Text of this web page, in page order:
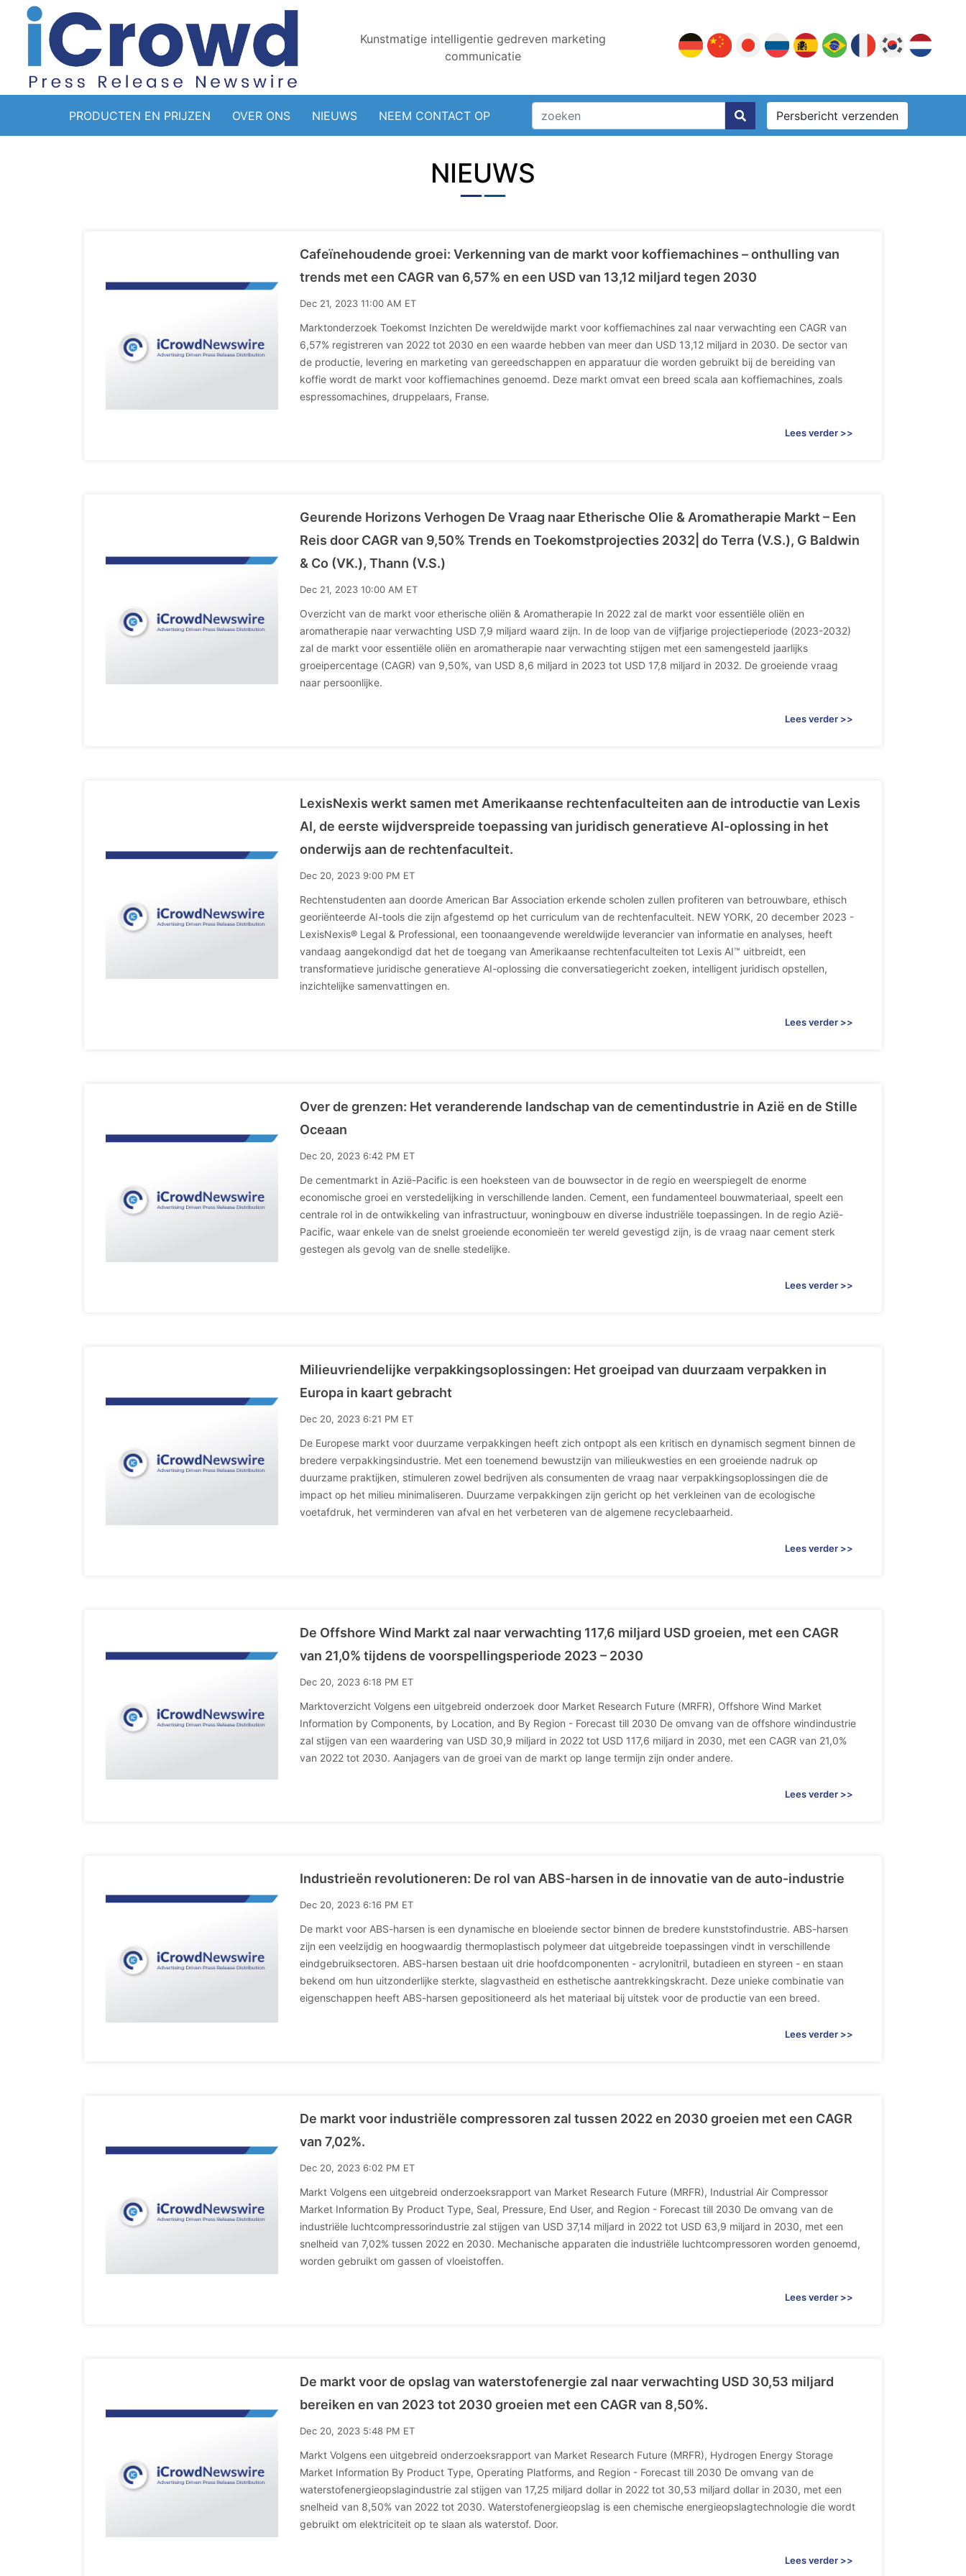
Kunstmatige intelligentie gedreven marketing
communicatie
PRODUCTEN EN PRIJZEN OVER ONS NIEUWS NEEM CONTACT OP Persbericht verzenden
NIEUWS
Cafeïnehoudende groei: Verkenning van de markt voor koffiemachines – onthulling van
trends met een CAGR van 6,57% en een USD van 13,12 miljard tegen 2030
Dec 21, 2023 11:00 AM ET
Marktonderzoek Toekomst Inzichten De wereldwijde markt voor koffiemachines zal naar verwachting een CAGR van
6,57% registreren van 2022 tot 2030 en een waarde hebben van meer dan USD 13,12 miljard in 2030. De sector van
de productie, levering en marketing van gereedschappen en apparatuur die worden gebruikt bij de bereiding van
koffie wordt de markt voor koffiemachines genoemd. Deze markt omvat een breed scala aan koffiemachines, zoals
espressomachines, druppelaars, Franse.
Lees verder >>
Geurende Horizons Verhogen De Vraag naar Etherische Olie & Aromatherapie Markt – Een
Reis door CAGR van 9,50% Trends en Toekomstprojecties 2032| do Terra (V.S.), G Baldwin
& Co (VK.), Thann (V.S.)
Dec 21, 2023 10:00 AM ET
Overzicht van de markt voor etherische oliën & Aromatherapie In 2022 zal de markt voor essentiële oliën en
aromatherapie naar verwachting USD 7,9 miljard waard zijn. In de loop van de vijfjarige projectieperiode (2023-2032)
zal de markt voor essentiële oliën en aromatherapie naar verwachting stijgen met een samengesteld jaarlijks
groeipercentage (CAGR) van 9,50%, van USD 8,6 miljard in 2023 tot USD 17,8 miljard in 2032. De groeiende vraag
naar persoonlijke.
Lees verder >>
LexisNexis werkt samen met Amerikaanse rechtenfaculteiten aan de introductie van Lexis
AI, de eerste wijdverspreide toepassing van juridisch generatieve AI-oplossing in het
onderwijs aan de rechtenfaculteit.
Dec 20, 2023 9:00 PM ET
Rechtenstudenten aan doorde American Bar Association erkende scholen zullen profiteren van betrouwbare, ethisch
georiënteerde AI-tools die zijn afgestemd op het curriculum van de rechtenfaculteit. NEW YORK, 20 december 2023 -
LexisNexis® Legal & Professional, een toonaangevende wereldwijde leverancier van informatie en analyses, heeft
vandaag aangekondigd dat het de toegang van Amerikaanse rechtenfaculteiten tot Lexis AI™ uitbreidt, een
transformatieve juridische generatieve AI-oplossing die conversatiegericht zoeken, intelligent juridisch opstellen,
inzichtelijke samenvattingen en.
Lees verder >>
Over de grenzen: Het veranderende landschap van de cementindustrie in Azië en de Stille
Oceaan
Dec 20, 2023 6:42 PM ET
De cementmarkt in Azië-Pacific is een hoeksteen van de bouwsector in de regio en weerspiegelt de enorme
economische groei en verstedelijking in verschillende landen. Cement, een fundamenteel bouwmateriaal, speelt een
centrale rol in de ontwikkeling van infrastructuur, woningbouw en diverse industriële toepassingen. In de regio Azië-
Pacific, waar enkele van de snelst groeiende economieën ter wereld gevestigd zijn, is de vraag naar cement sterk
gestegen als gevolg van de snelle stedelijke.
Lees verder >>
Milieuvriendelijke verpakkingsoplossingen: Het groeipad van duurzaam verpakken in
Europa in kaart gebracht
Dec 20, 2023 6:21 PM ET
De Europese markt voor duurzame verpakkingen heeft zich ontpopt als een kritisch en dynamisch segment binnen de
bredere verpakkingsindustrie. Met een toenemend bewustzijn van milieukwesties en een groeiende nadruk op
duurzame praktijken, stimuleren zowel bedrijven als consumenten de vraag naar verpakkingsoplossingen die de
impact op het milieu minimaliseren. Duurzame verpakkingen zijn gericht op het verkleinen van de ecologische
voetafdruk, het verminderen van afval en het verbeteren van de algemene recyclebaarheid.
Lees verder >>
De Offshore Wind Markt zal naar verwachting 117,6 miljard USD groeien, met een CAGR
van 21,0% tijdens de voorspellingsperiode 2023 – 2030
Dec 20, 2023 6:18 PM ET
Marktoverzicht Volgens een uitgebreid onderzoek door Market Research Future (MRFR), Offshore Wind Market
Information by Components, by Location, and By Region - Forecast till 2030 De omvang van de offshore windindustrie
zal stijgen van een waardering van USD 30,9 miljard in 2022 tot USD 117,6 miljard in 2030, met een CAGR van 21,0%
van 2022 tot 2030. Aanjagers van de groei van de markt op lange termijn zijn onder andere.
Lees verder >>
Industrieën revolutioneren: De rol van ABS-harsen in de innovatie van de auto-industrie
Dec 20, 2023 6:16 PM ET
De markt voor ABS-harsen is een dynamische en bloeiende sector binnen de bredere kunststofindustrie. ABS-harsen
zijn een veelzijdig en hoogwaardig thermoplastisch polymeer dat uitgebreide toepassingen vindt in verschillende
eindgebruiksectoren. ABS-harsen bestaan uit drie hoofdcomponenten - acrylonitril, butadieen en styreen - en staan
bekend om hun uitzonderlijke sterkte, slagvastheid en esthetische aantrekkingskracht. Deze unieke combinatie van
eigenschappen heeft ABS-harsen gepositioneerd als het materiaal bij uitstek voor de productie van een breed.
Lees verder >>
De markt voor industriële compressoren zal tussen 2022 en 2030 groeien met een CAGR
van 7,02%.
Dec 20, 2023 6:02 PM ET
Markt Volgens een uitgebreid onderzoeksrapport van Market Research Future (MRFR), Industrial Air Compressor
Market Information By Product Type, Seal, Pressure, End User, and Region - Forecast till 2030 De omvang van de
industriële luchtcompressorindustrie zal stijgen van USD 37,14 miljard in 2022 tot USD 63,9 miljard in 2030, met een
snelheid van 7,02% tussen 2022 en 2030. Mechanische apparaten die industriële luchtcompressoren worden genoemd,
worden gebruikt om gassen of vloeistoffen.
Lees verder >>
De markt voor de opslag van waterstofenergie zal naar verwachting USD 30,53 miljard
bereiken en van 2023 tot 2030 groeien met een CAGR van 8,50%.
Dec 20, 2023 5:48 PM ET
Markt Volgens een uitgebreid onderzoeksrapport van Market Research Future (MRFR), Hydrogen Energy Storage
Market Information By Product Type, Operating Platforms, and Region - Forecast till 2030 De omvang van de
waterstofenergieopslagindustrie zal stijgen van 17,25 miljard dollar in 2022 tot 30,53 miljard dollar in 2030, met een
snelheid van 8,50% van 2022 tot 2030. Waterstofenergieopslag is een chemische energieopslagtechnologie die wordt
gebruikt om elektriciteit op te slaan als waterstof. Door.
Lees verder >>